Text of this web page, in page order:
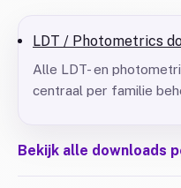
LDT / Photometrics
Alle LDT- en
centraal per familie
Bekijk alle downloads